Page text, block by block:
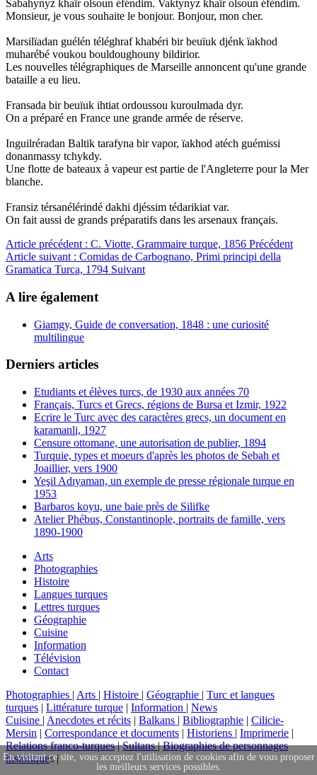
Sabahynyz khaïr olsoun éféndim. Vaktynyz khaïr olsoun éféndim.
Monsieur, je vous souhaite le bonjour. Bonjour, mon cher.
Marsilïadan guélén téléghraf khabéri bir beuïuk djénk ïakhod
muharébé voukou bouldoughouny bildirior.
Les nouvelles télégraphiques de Marseille annoncent qu'une grande
bataille a eu lieu.
Fransada bir beuïuk ihtiat ordoussou kuroulmada dyr.
On a préparé en France une grande armée de réserve.
Inguilréradan Baltik tarafyna bir vapor, ïakhod atéch guémissi
donanmassy tchykdy.
Une flotte de bateaux à vapeur est partie de l'Angleterre pour la Mer
blanche.
Fransiz térsanélérindé dakhi djéssim tédarikiat var.
On fait aussi de grands préparatifs dans les arsenaux français.
Article précédent : C. Viotte, Grammaire turque, 1856 Précédent
Article suivant : Comidas de Carbognano, Primi principi della
Gramatica Turca, 1794 Suivant
A lire également
Giamgy, Guide de conversation, 1848 : une curiosité
multilingue
Derniers articles
Etudiants et élèves turcs, de 1930 aux années 70
Français, Turcs et Grecs, régions de Bursa et Izmir, 1922
Ecrire le Turc avec des caractères grecs, un document en
karamanli, 1927
Censure ottomane, une autorisation de publier, 1894
Turquie, types et moeurs d'après les photos de Sebah et
Joaillier, vers 1900
Yeşil Adıyaman, un exemple de presse régionale turque en
1953
Barbaros koyu, une baie près de Silifke
Atelier Phébus, Constantinople, portraits de famille, vers
1890-1900
Arts
Photographies
Histoire
Langues turques
Lettres turques
Géographie
Cuisine
Information
Télévision
Contact
Photographies | Arts | Histoire | Géographie | Turc et langues
turques | Littérature turque | Information | News
Cuisine | Anecdotes et récits | Balkans | Bibliographie | Cilicie-
Mersin | Correspondance et documents | Historiens | Imprimerie |
Relations franco-turques|Sultans|Biographies de personnages
historiques |
En visitant ce site, vous acceptez l'utilisation de cookies afin de vous proposer
les meilleurs services possibles.